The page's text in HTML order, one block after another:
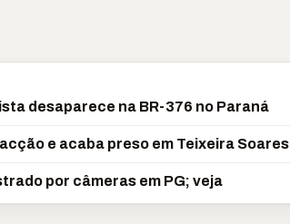
desaparece na BR-376 no Paraná
e acaba preso em Teixeira Soares
por câmeras em PG; veja